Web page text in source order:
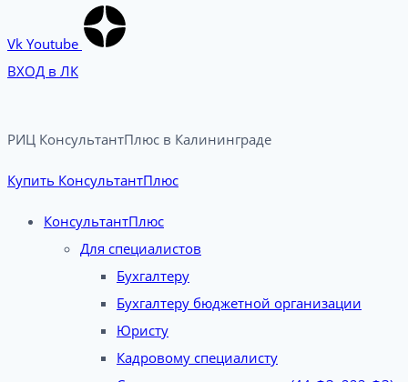
Vk Youtube
ВХОД в ЛК
РИЦ КонсультантПлюс в Калининграде​
Купить КонсультантПлюс
КонсультантПлюс
Для специалистов
Бухгалтеру
Бухгалтеру бюджетной организации
Юристу
Кадровому специалисту